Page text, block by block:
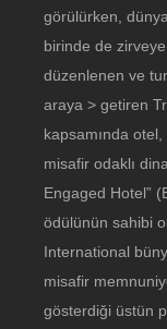
görülürken,
birinde de zirveye
düzenlenen ve
araya > getiren
kapsamında
misafir odaklı
Engaged Hotel”
ödülünün sahibi
International
misafir
gösterdiği üstün